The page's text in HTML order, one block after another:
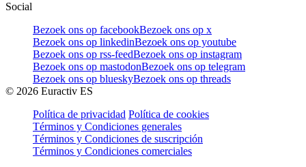
Social
Bezoek ons op facebookBezoek ons op x
Bezoek ons op linkedinBezoek ons op youtube
Bezoek ons op rss-feedBezoek ons op instagram
Bezoek ons op mastodonBezoek ons op telegram
Bezoek ons op blueskyBezoek ons op threads
© 2026 Euractiv ES
Política de privacidad Política de cookies
Términos y Condiciones generales
Términos y Condiciones de suscripción
Términos y Condiciones comerciales